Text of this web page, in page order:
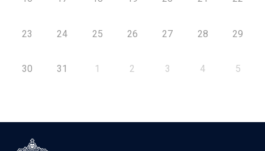
23 24 25 26 27 28 29
30 31 1 2 3 4 5